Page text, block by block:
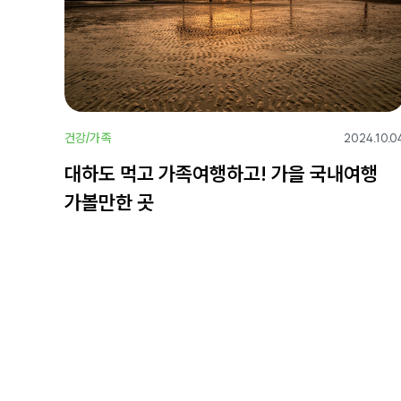
건강/가족
대하도 먹고 가족여행하고! 가을 국내여행
가볼만한 곳